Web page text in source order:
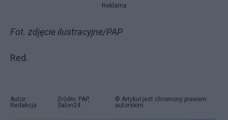
Reklama
Fot. zdjęcie ilustracyjne/PAP
Red.
Autor:
Redakcja
Źródło: PAP,
Salon24
© Artykuł jest chroniony prawem
autorskim.